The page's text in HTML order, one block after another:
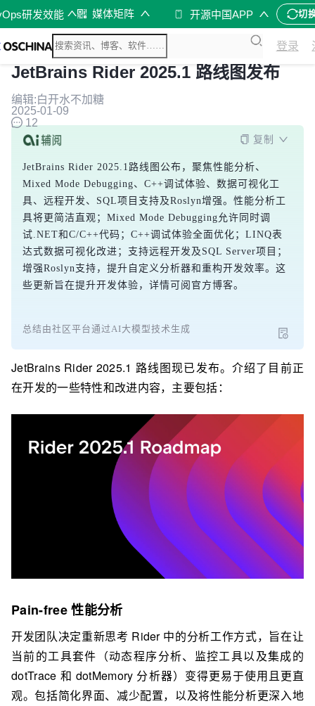
研发效能 媒体矩阵 开源中国APP 切
登录
JetBrains Rider 2025.1 路线图发布
编辑:白开水不加糖
2025-01-09
12
复制
JetBrains Rider 2025.1路线图公布，聚焦性能分析、
Mixed Mode Debugging、C++调试体验、数据可视化工
具、远程开发、SQL项目支持及Roslyn增强。性能分析工
具将更简洁直观；Mixed Mode Debugging允许同时调
试.NET和C/C++代码；C++调试体验全面优化；LINQ表
达式数据可视化改进；支持远程开发及SQL Server项目；
增强Roslyn支持，提升自定义分析器和重构开发效率。这
些更新旨在提升开发体验，详情可阅官方博客。
总结由社区平台通过AI大模型技术生成
JetBrains Rider 2025.1 路线图现已发布。介绍了目前正
在开发的一些特性和改进内容，主要包括：
Pain-free 性能分析
开发团队决定重新思考 Rider 中的分析工作方式，旨在让
当前的工具套件（动态程序分析、监控工具以及集成的
dotTrace 和 dotMemory 分析器）变得更易于使用且更直
观。包括简化界面、减少配置，以及将性能分析更深入地